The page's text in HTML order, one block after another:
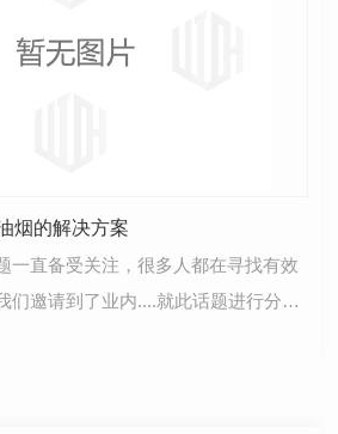
烟的解决方案
一直备受关注，很多人都在寻找有效
们邀请到了业内....就此话题进行分
油烟问题，首先要注重日常清…